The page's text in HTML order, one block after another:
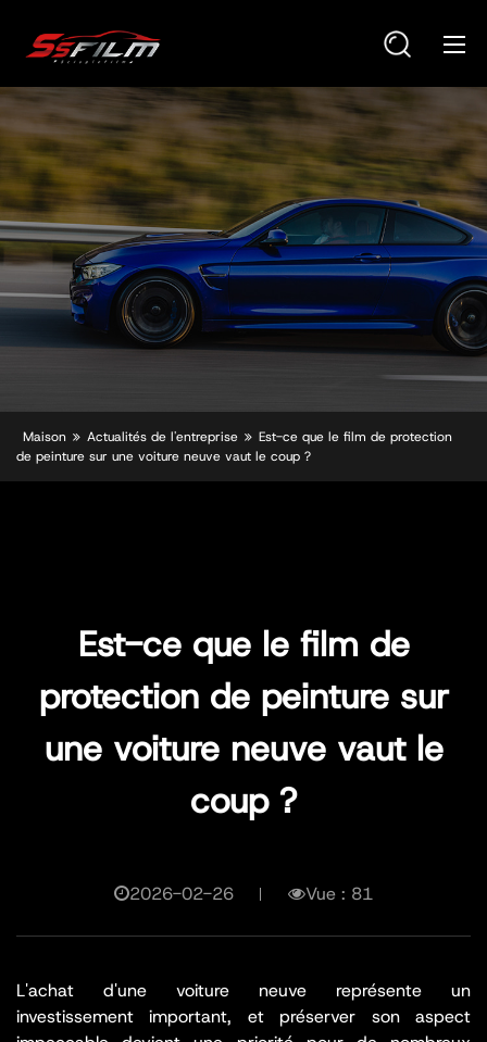
Maison Actualités de l'entreprise
Est-ce que le film de protection
de peinture sur une voiture neuve vaut le coup ?
Est-ce que le film de
protection de peinture sur
une voiture neuve vaut le
coup ?
2026-02-26 Vue : 81
L'achat d'une voiture neuve représente un
investissement important, et préserver son aspect